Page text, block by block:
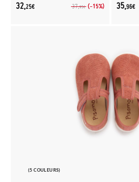
37,95€ (-15%)
32,25€ 35,96€
(5 COULEURS)